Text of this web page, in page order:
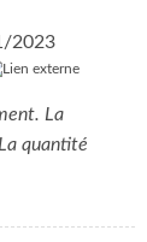
2023
La
quantité